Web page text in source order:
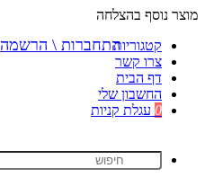
מוצר נוסף בהצלחה
קטגוריות
צרו קשר
דף הבית
החשבון שלי
0 עגלת קניות
התחברות \ הרשמה